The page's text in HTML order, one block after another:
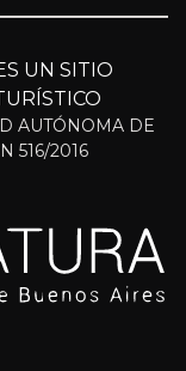
UN SITIO
AUTÓNOMA DE
516/2016